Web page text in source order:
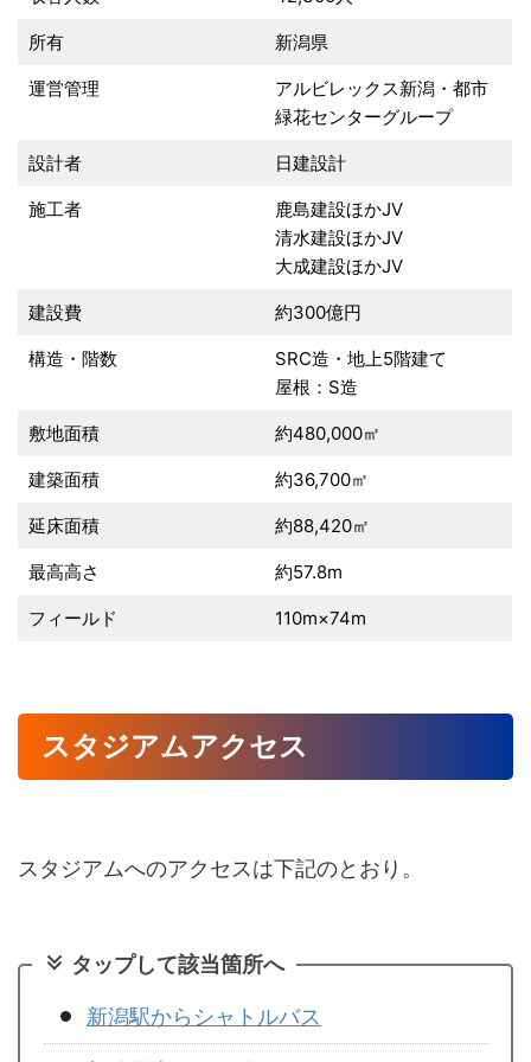
所有 新潟県
運営管理
アルビレックス新潟・都市
緑花センターグループ
設計者 日建設計
施工者
鹿島建設ほかJV
清水建設ほかJV
大成建設ほかJV
建設費 約300億円
構造・階数
SRC造・地上5階建て
屋根：S造
敷地面積 約480,000㎡
建築面積 約36,700㎡
延床面積 約88,420㎡
最高高さ 約57.8m
フィールド 110m×74m
スタジアムアクセス
スタジアムへのアクセスは下記のとおり。
タップして該当箇所へ
新潟駅からシャトルバス